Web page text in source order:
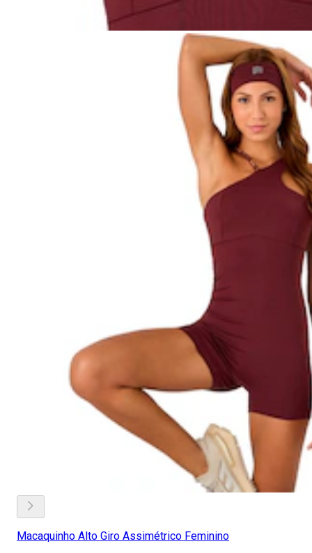
Macaquinho Alto Giro Assimétrico Feminino